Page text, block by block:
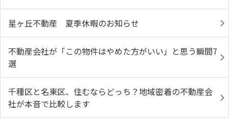
星ヶ丘不動産 夏季休暇のお知らせ
不動産会社が「この物件はやめた方がいい」と思う瞬間7
選
千種区と名東区、住むならどっち？地域密着の不動産会
社が本音で比較します